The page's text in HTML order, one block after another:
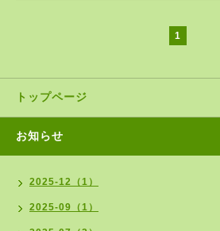
1
トップページ
お知らせ
2025-12（1）
2025-09（1）